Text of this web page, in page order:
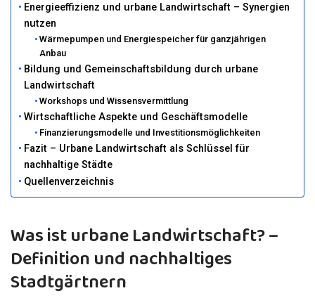
Energieeffizienz und urbane Landwirtschaft – Synergien
nutzen
Wärmepumpen und Energiespeicher für ganzjährigen
Anbau
Bildung und Gemeinschaftsbildung durch urbane
Landwirtschaft
Workshops und Wissensvermittlung
Wirtschaftliche Aspekte und Geschäftsmodelle
Finanzierungsmodelle und Investitionsmöglichkeiten
Fazit – Urbane Landwirtschaft als Schlüssel für
nachhaltige Städte
Quellenverzeichnis
Was ist urbane Landwirtschaft? –
Definition und nachhaltiges
Stadtgärtnern